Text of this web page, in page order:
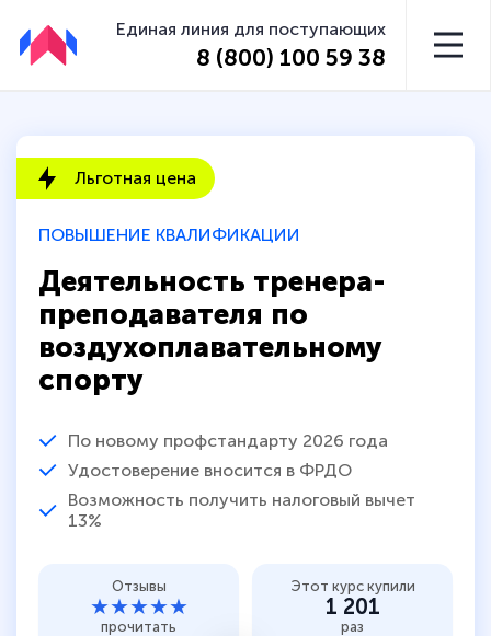
Единая линия для поступающих
8 (800) 100 59 38
ПОВЫШЕНИЕ КВАЛИФИКАЦИИ
Деятельность тренера-
преподавателя по
воздухоплавательному
спорту
По новому профстандарту 2026 года
Удостоверение вносится в ФРДО
Возможность получить налоговый вычет
13%
Льготная цена
Отзывы
★★★★★
прочитать
Этот курс купили
1 201
раз